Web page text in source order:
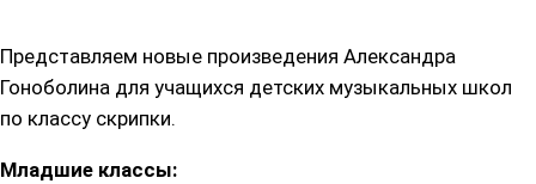
Представляем новые произведения Александра
Гоноболина для учащихся детских музыкальных школ
по классу скрипки.
Младшие классы: